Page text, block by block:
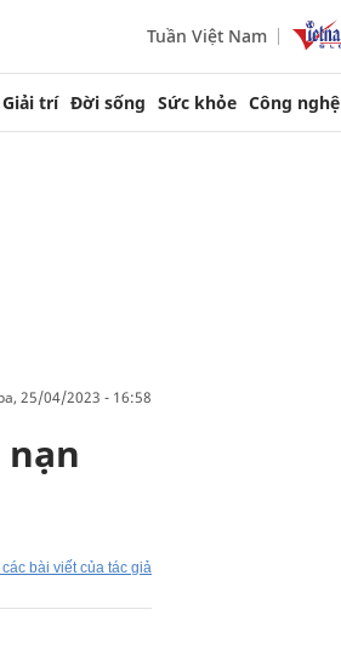
Tuần Việt Nam
trí Đời sống Sức khỏe Công nghệ
25/04/2023 - 16:58
bài viết của tác giả